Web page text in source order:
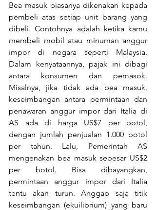
Bea masuk biasanya dikenakan kepada
pembeli atas setiap unit barang yang
dibeli. Contohnya adalah ketika kamu
membeli mobil atau minuman anggur
impor di negara seperti Malaysia.
Dalam kenyataannya, pajak ini dibagi
antara konsumen dan pemasok.
Misalnya, jika tidak ada bea masuk,
keseimbangan antara permintaan dan
penawaran anggur impor dari Italia di
AS ada di harga US$7 per botol,
dengan jumlah penjualan 1.000 botol
per tahun. Lalu, Pemerintah AS
mengenakan bea masuk sebesar US$2
per botol. Bisa dibayangkan,
permintaan anggur impor dari Italia
tentu akan turun. Anggap saja titik
keseimbangan (ekuilibrium) yang baru